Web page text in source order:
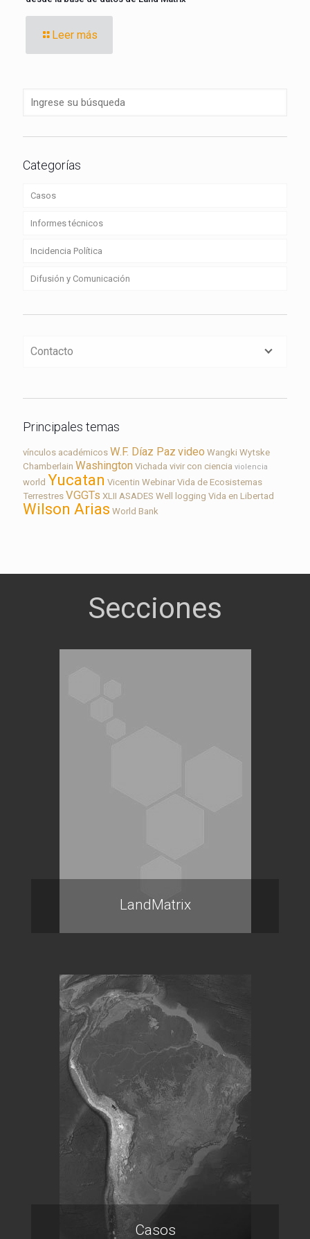
Leer más
Categorías
Casos
Informes técnicos
Incidencia Política
Difusión y Comunicación
Contacto
Principales temas
vínculos académicos W.F. Díaz Paz video Wangki Wytske
Chamberlain Washington Vichada vivir con ciencia violencia
world Yucatan Vicentin Webinar Vida de Ecosistemas
Terrestres VGGTs XLII ASADES Well logging Vida en Libertad
Wilson Arias World Bank
LandMatrix
Casos